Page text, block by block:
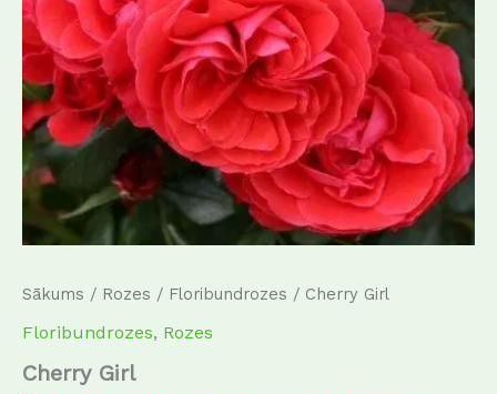
Sākums / Rozes / Floribundrozes / Cherry Girl
Floribundrozes, Rozes
Cherry Girl